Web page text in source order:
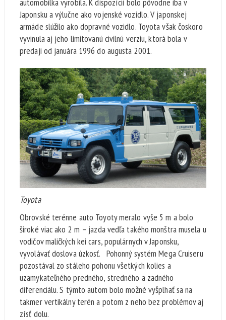
automobilka vyrobila. K dispozícii bolo pôvodne iba v
Japonsku a výlučne ako vojenské vozidlo. V japonskej
armáde slúžilo ako dopravné vozidlo. Toyota však čoskoro
vyvinula aj jeho limitovanú civilnú verziu, ktorá bola v
predaji od januára 1996 do augusta 2001.
Toyota
Obrovské terénne auto Toyoty meralo vyše 5 m a bolo
široké viac ako 2 m – jazda vedľa takého monštra musela u
vodičov maličkých kei cars, populárnych v Japonsku,
vyvolávať doslova úzkosť. Pohonný systém Mega Cruiseru
pozostával zo stáleho pohonu všetkých kolies a
uzamykateľného predného, stredného a zadného
diferenciálu. S týmto autom bolo možné vyšplhať sa na
takmer vertikálny terén a potom z neho bez problémov aj
zísť dolu.